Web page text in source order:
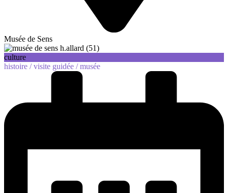
Musée de Sens
culture
histoire /visite guidée /musée